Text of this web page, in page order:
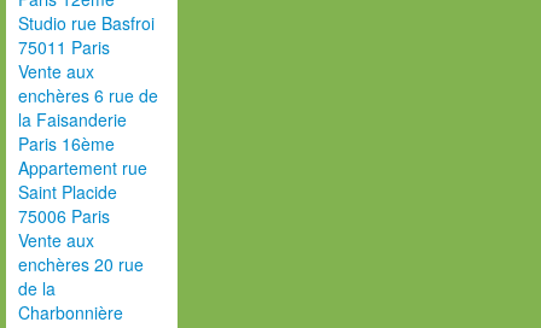
Studio rue Basfroi
75011 Paris
Vente aux
enchères 6 rue de
la Faisanderie
Paris 16ème
Appartement rue
Saint Placide
75006 Paris
Vente aux
enchères 20 rue
de la
Charbonnière